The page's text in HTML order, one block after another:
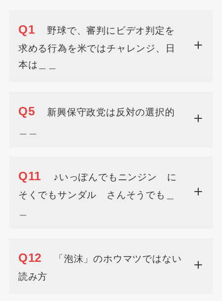
Q1
野球で、審判にビデオ判定を
求める行為を米ではチャレンジ、日
本は＿＿
Q5
新興保守政党は反対の選択的
Q11
♪いっぽんでもニンジン に
そくでもサンダル さんそうでも＿
Q12
「泡沫」のホウマツではない
読み方